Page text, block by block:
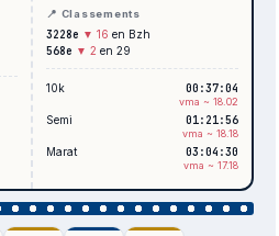
📍 Classements
3228e ▼ 16 en Bzh
568e ▼ 2 en 29
10k 00:37:04
vma ~ 18.02
Semi 01:21:56
vma ~ 18.18
Marat 03:04:30
vma ~ 17.18